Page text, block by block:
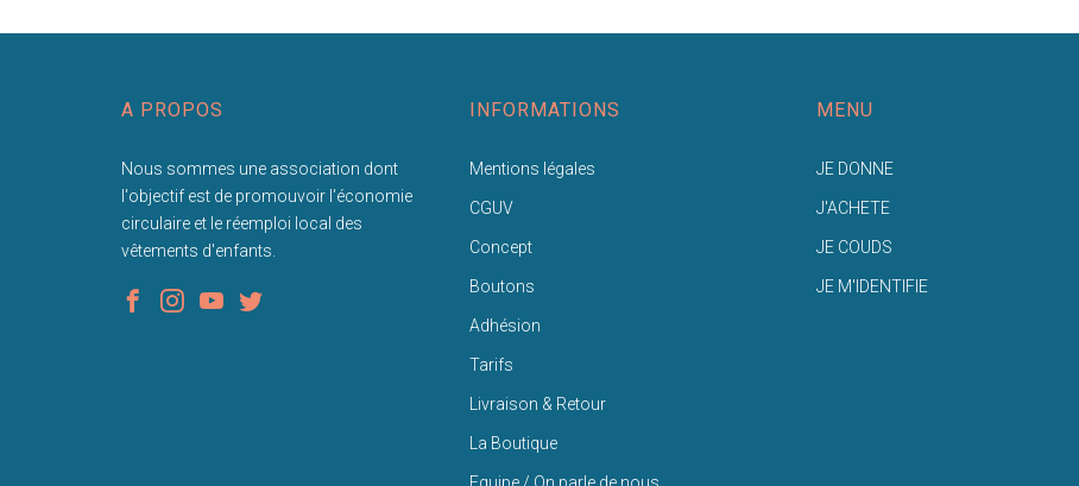
A PROPOS
Nous sommes une association dont
l'objectif est de promouvoir l'économie
circulaire et le réemploi local des
vêtements d'enfants.
INFORMATIONS
Mentions légales
CGUV
Concept
Boutons
Adhésion
Tarifs
Livraison & Retour
La Boutique
MENU
JE DONNE
J'ACHETE
JE COUDS
JE M'IDENTIFIE